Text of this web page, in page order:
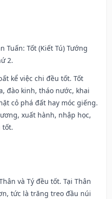
Tuấn: Tốt (Kiết Tú) Tướng
2.
kể việc chi đều tốt. Tốt
đào kinh, tháo nước, khai
cỏ phá đất hay móc giếng.
xuất hành, nhập học,
tốt.
và Tý đều tốt. Tại Thân
tức là trăng treo đầu núi